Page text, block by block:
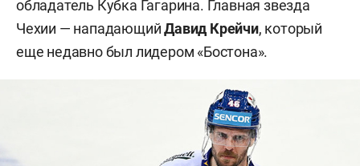
обладатель Кубка Гагарина. Главная звезда
Чехии — нападающийДавид Крейчи, который
еще недавно был лидером «Бостона».